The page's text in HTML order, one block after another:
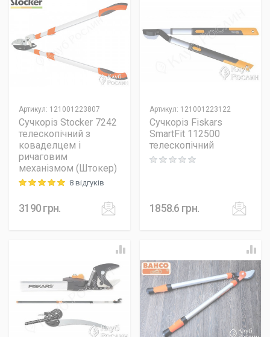
Артикул: 121001223807
Сучкоріз Stocker 7242
телескопічний з
коваделцем і
ричаговим
механізмом (Штокер)
Rating: 5 out of 58 відгуків
3190грн.
Артикул: 121001223122
Сучкоріз Fiskars
SmartFit 112500
телескопічний
Rating: 0 out of 5
1858.6 грн.